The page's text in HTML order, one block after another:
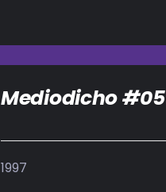
Mediodicho #05
1997